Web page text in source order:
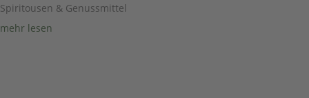
Spiritousen & Genussmittel
mehr lesen